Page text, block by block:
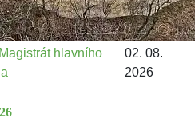
hlavního
02. 08.
2026